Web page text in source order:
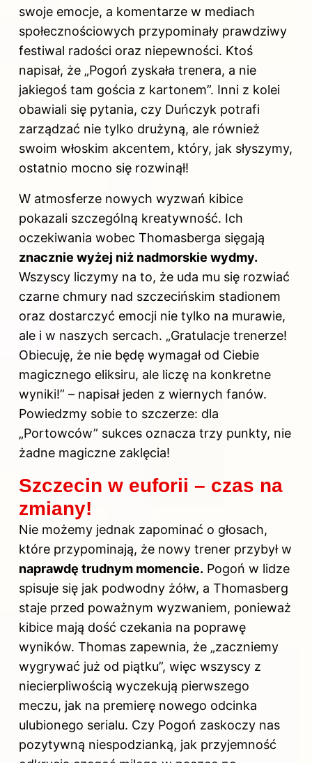
swoje emocje, a komentarze w mediach
społecznościowych przypominały prawdziwy
festiwal radości oraz niepewności. Ktoś
napisał, że „Pogoń zyskała trenera, a nie
jakiegoś tam gościa z kartonem”. Inni z kolei
obawiali się pytania, czy Duńczyk potrafi
zarządzać nie tylko drużyną, ale również
swoim włoskim akcentem, który, jak słyszymy,
ostatnio mocno się rozwinął!
W atmosferze nowych wyzwań kibice
pokazali szczególną kreatywność. Ich
oczekiwania wobec Thomasberga sięgają
znacznie wyżej niż nadmorskie wydmy.
Wszyscy liczymy na to, że uda mu się rozwiać
czarne chmury nad szczecińskim stadionem
oraz dostarczyć emocji nie tylko na murawie,
ale i w naszych sercach. „Gratulacje trenerze!
Obiecuję, że nie będę wymagał od Ciebie
magicznego eliksiru, ale liczę na konkretne
wyniki!” – napisał jeden z wiernych fanów.
Powiedzmy sobie to szczerze: dla
„Portowców” sukces oznacza trzy punkty, nie
żadne magiczne zaklęcia!
Szczecin w euforii – czas na
zmiany!
Nie możemy jednak zapominać o głosach,
które przypominają, że nowy trener przybył w
naprawdę trudnym momencie. Pogoń w lidze
spisuje się jak podwodny żółw, a Thomasberg
staje przed poważnym wyzwaniem, ponieważ
kibice mają dość czekania na poprawę
wyników. Thomas zapewnia, że „zaczniemy
wygrywać już od piątku”, więc wszyscy z
niecierpliwością wyczekują pierwszego
meczu, jak na premierę nowego odcinka
ulubionego serialu. Czy Pogoń zaskoczy nas
pozytywną niespodzianką, jak przyjemność